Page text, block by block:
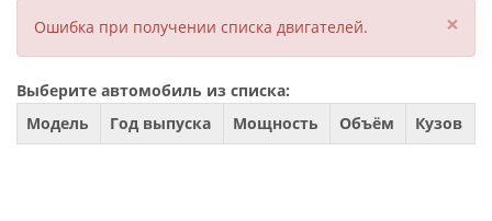
Ошибка при получении списка двигателей. ×
Выберите автомобиль из списка:
Модель
Год выпуска Мощность Объём Кузов